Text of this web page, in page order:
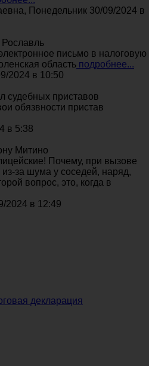
Понедельник 30/09/2024 в
письмо в налоговую
область подробнее...
2024 в 10:50
судебных приставов
обязвности пристав
в 5:38
Митино
Почему, при вызове
за шума у соседей, наряд,
вопрос, это, когда в
2024 в 12:49
декларация